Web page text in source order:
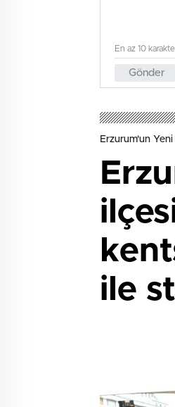
Gönder
En az 10
Erzurum'un
ile